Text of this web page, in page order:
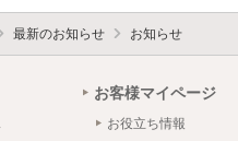
最新のお知らせ お知らせ
お客様マイページ
お役立ち情報